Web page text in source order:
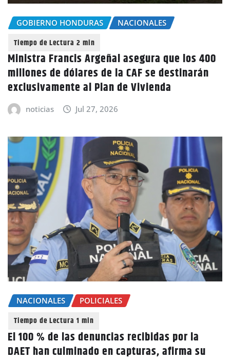
GOBIERNO HONDURAS NACIONALES
Ministra Francis Argeñal asegura que los 400
millones de dólares de la CAF se destinarán
exclusivamente al Plan de Vivienda
noticias Jul 27, 2026
NACIONALES POLICIALES
El 100 % de las denuncias recibidas por la
DAET han culminado en capturas, afirma su